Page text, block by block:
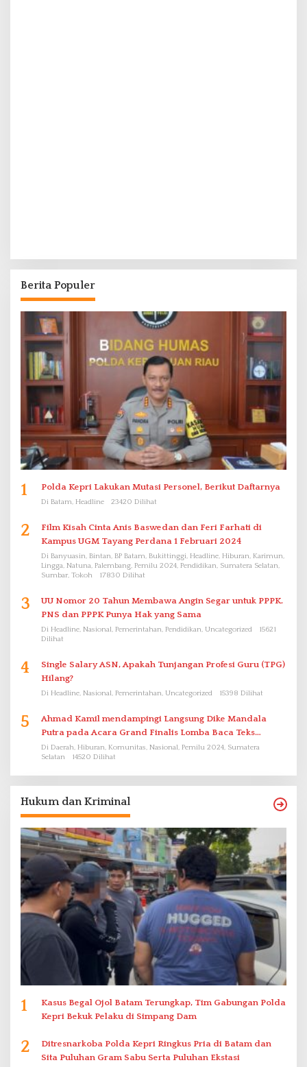
Berita Populer
1 Polda Kepri Lakukan Mutasi Personel, Berikut Daftarnya
Di Batam, Headline 23420 Dilihat
2
Film Kisah Cinta Anis Baswedan dan Feri Farhati di
Kampus UGM Tayang Perdana 1 Februari 2024
Di Banyuasin, Bintan, BP Batam, Bukittinggi, Headline, Hiburan, Karimun,
Lingga, Natuna, Palembang, Pemilu 2024, Pendidikan, Sumatera Selatan,
Sumbar, Tokoh
17830 Dilihat
3
UU Nomor 20 Tahun Membawa Angin Segar untuk PPPK.
PNS dan PPPK Punya Hak yang Sama
Di Headline, Nasional, Pemerintahan, Pendidikan, Uncategorized
15621
Dilihat
4
Single Salary ASN, Apakah Tunjangan Profesi Guru (TPG)
Hilang?
Di Headline, Nasional, Pemerintahan, Uncategorized 15398 Dilihat
5
Ahmad Kamil mendampingi Langsung Dike Mandala
Putra pada Acara Grand Finalis Lomba Baca Teks
Proklamasi Mirip Bung Karno di Bali
Di Daerah, Hiburan, Komunitas, Nasional, Pemilu 2024, Sumatera
Selatan
14520 Dilihat
Hukum dan Kriminal
1
Kasus Begal Ojol Batam Terungkap, Tim Gabungan Polda
Kepri Bekuk Pelaku di Simpang Dam
2
Ditresnarkoba Polda Kepri Ringkus Pria di Batam dan
Sita Puluhan Gram Sabu Serta Puluhan Ekstasi